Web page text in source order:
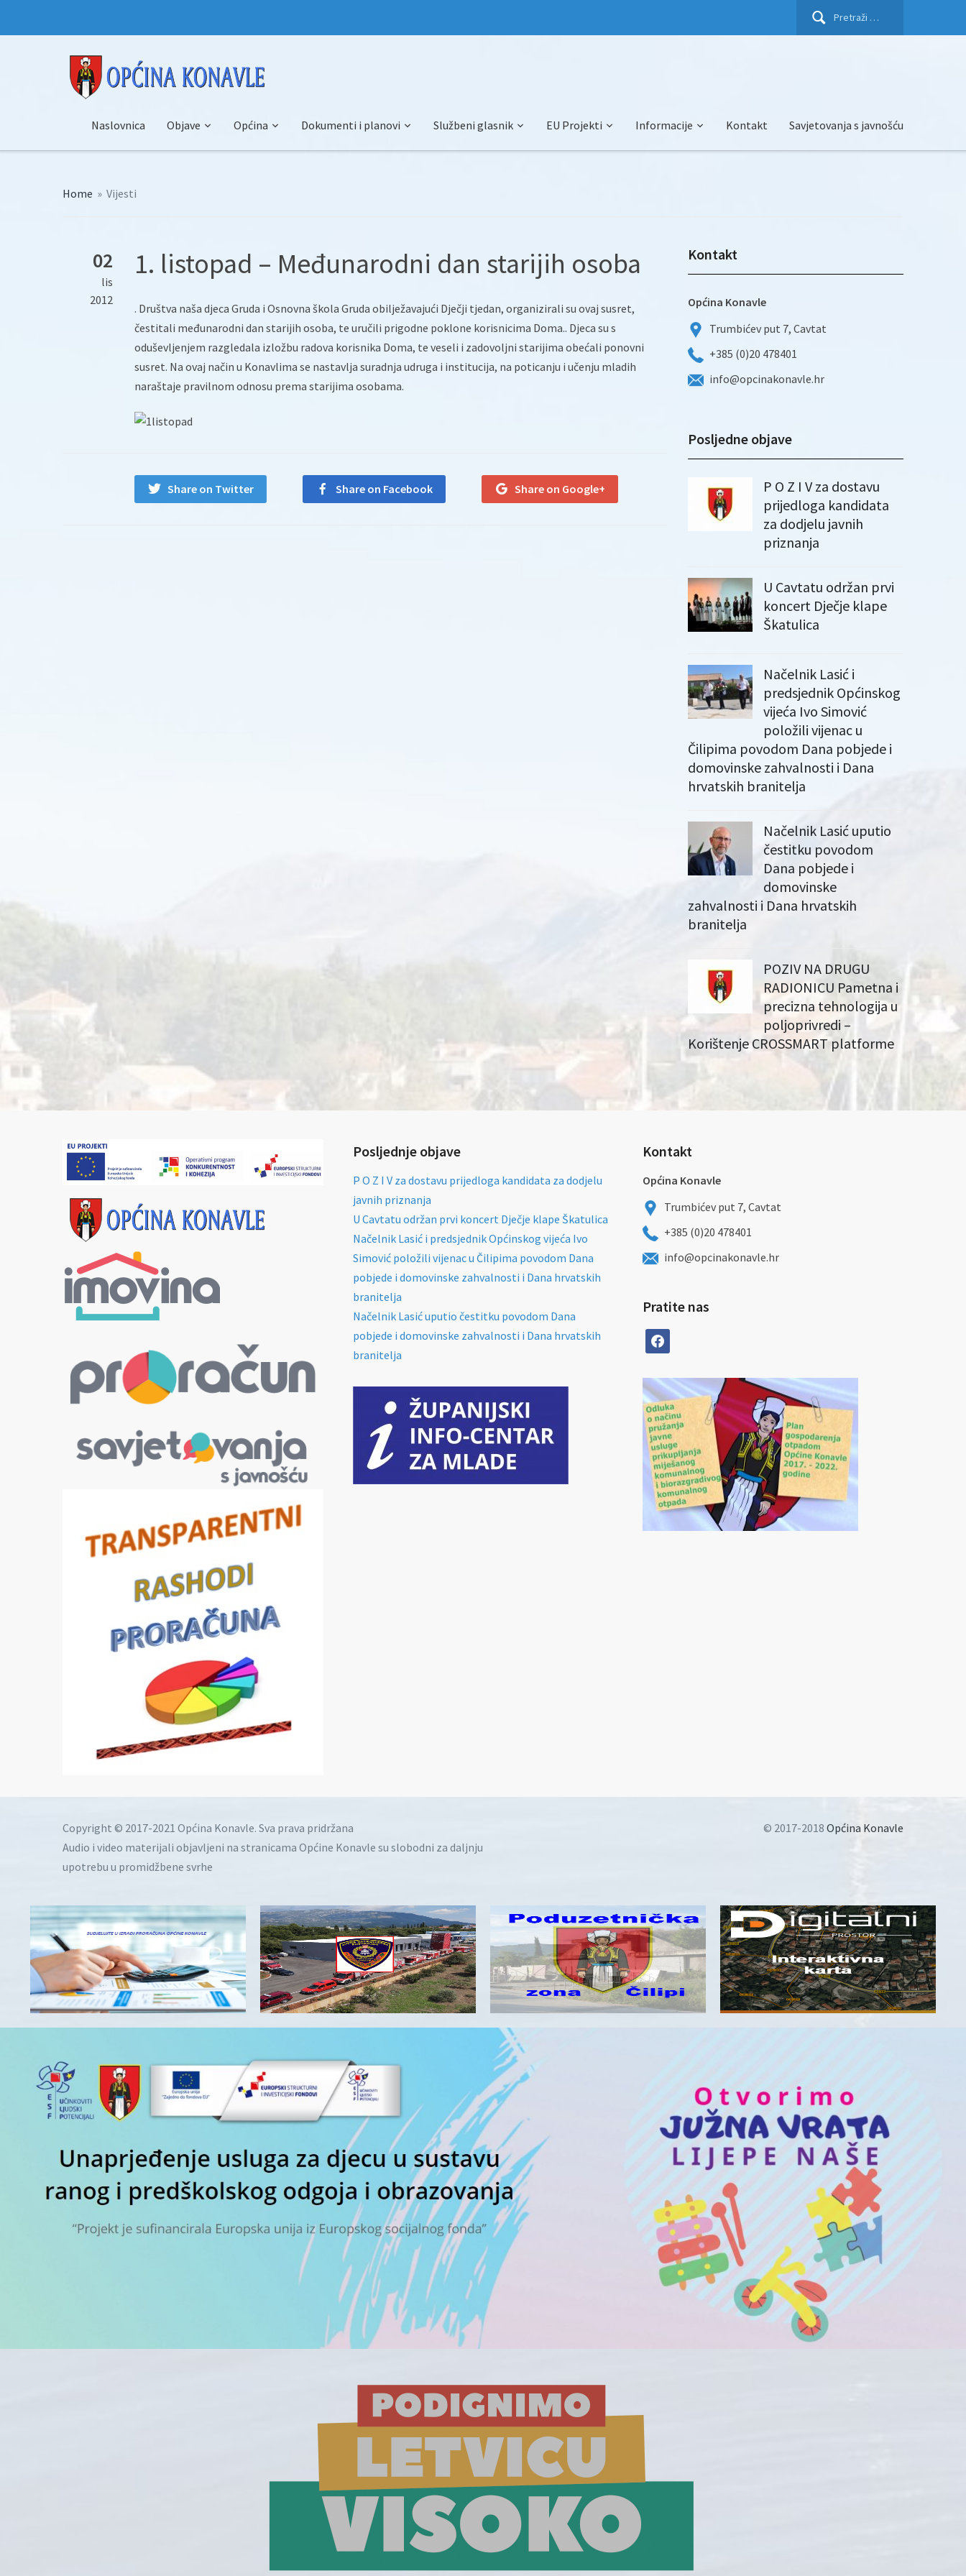
Pretraži:
Naslovnica Objave Općina Dokumenti i planovi Službeni glasnik EU Projekti Informacije Kontakt Savjetovanja s javnošću
Home » Vijesti
02
lis
2012
1. listopad – Međunarodni dan starijih osoba
. Društva naša djeca Gruda i Osnovna škola Gruda obilježavajući Dječji tjedan, organizirali su ovaj susret,
čestitali međunarodni dan starijih osoba, te uručili prigodne poklone korisnicima Doma.. Djeca su s
oduševljenjem razgledala izložbu radova korisnika Doma, te veseli i zadovoljni starijima obećali ponovni
susret. Na ovaj način u Konavlima se nastavlja suradnja udruga i institucija, na poticanju i učenju mladih
naraštaje pravilnom odnosu prema starijima osobama.
Share on Twitter Share on Facebook Share on Google+
Kontakt
Općina Konavle
Trumbićev put 7, Cavtat
+385 (0)20 478401
info@opcinakonavle.hr
Posljedne objave
P O Z I V za dostavu
prijedloga kandidata
za dodjelu javnih
priznanja
U Cavtatu održan prvi
koncert Dječje klape
Škatulica
Načelnik Lasić i
predsjednik Općinskog
vijeća Ivo Simović
položili vijenac u
Čilipima povodom Dana pobjede i
domovinske zahvalnosti i Dana
hrvatskih branitelja
Načelnik Lasić uputio
čestitku povodom
Dana pobjede i
domovinske
zahvalnosti i Dana hrvatskih
branitelja
POZIV NA DRUGU
RADIONICU Pametna i
precizna tehnologija u
poljoprivredi –
Korištenje CROSSMART platforme
Posljednje objave
P O Z I V za dostavu prijedloga kandidata za dodjelu
javnih priznanja
U Cavtatu održan prvi koncert Dječje klape Škatulica
Načelnik Lasić i predsjednik Općinskog vijeća Ivo
Simović položili vijenac u Čilipima povodom Dana
pobjede i domovinske zahvalnosti i Dana hrvatskih
branitelja
Načelnik Lasić uputio čestitku povodom Dana
pobjede i domovinske zahvalnosti i Dana hrvatskih
branitelja
Kontakt
Općina Konavle
Trumbićev put 7, Cavtat
+385 (0)20 478401
info@opcinakonavle.hr
Pratite nas
facebook
Copyright © 2017-2021 Općina Konavle. Sva prava pridržana
Audio i video materijali objavljeni na stranicama Općine Konavle su slobodni za daljnju
upotrebu u promidžbene svrhe
© 2017-2018 Općina Konavle